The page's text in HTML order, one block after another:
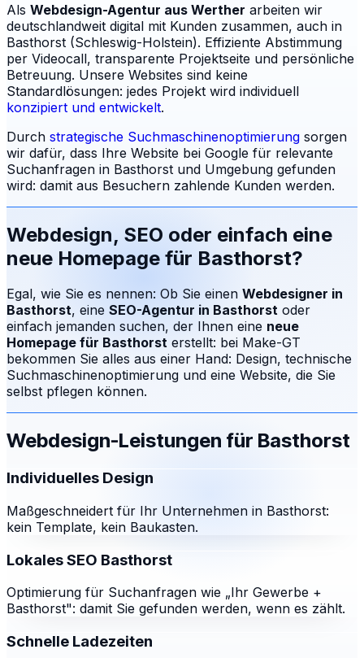
Als Webdesign-Agentur aus Werther arbeiten wir
deutschlandweit digital mit Kunden zusammen, auch in
Basthorst (Schleswig-Holstein). Effiziente Abstimmung
per Videocall, transparente Projektseite und persönliche
Betreuung. Unsere Websites sind keine
Standardlösungen: jedes Projekt wird individuell
konzipiert und entwickelt.
Durch strategische Suchmaschinenoptimierung sorgen
wir dafür, dass Ihre Website bei Google für relevante
Suchanfragen in Basthorst und Umgebung gefunden
wird: damit aus Besuchern zahlende Kunden werden.
Webdesign, SEO oder einfach eine
neue Homepage für Basthorst?
Egal, wie Sie es nennen: Ob Sie einen Webdesigner in
Basthorst, eine SEO-Agentur in Basthorst oder
einfach jemanden suchen, der Ihnen eine neue
Homepage für Basthorst erstellt: bei Make-GT
bekommen Sie alles aus einer Hand: Design, technische
Suchmaschinenoptimierung und eine Website, die Sie
selbst pflegen können.
Webdesign-Leistungen für Basthorst
Individuelles Design
Maßgeschneidert für Ihr Unternehmen in Basthorst:
kein Template, kein Baukasten.
Lokales SEO Basthorst
Optimierung für Suchanfragen wie „Ihr Gewerbe +
Basthorst": damit Sie gefunden werden, wenn es zählt.
Schnelle Ladezeiten